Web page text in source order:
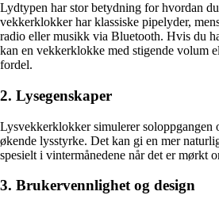
Lydtypen har stor betydning for hvordan
vekkerklokker har klassiske pipelyder,
radio eller musikk via Bluetooth. Hvis du
kan en vekkerklokke med stigende volum
fordel.
2. Lysegenskaper
Lysvekkerklokker simulerer soloppgangen
økende lysstyrke. Det kan gi en mer
spesielt i vintermånedene når det er mørkt
3. Brukervennlighet og design